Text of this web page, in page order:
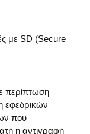
με SD (Secure
περίπτωση
εφεδρικών
που
η αντιγραφή